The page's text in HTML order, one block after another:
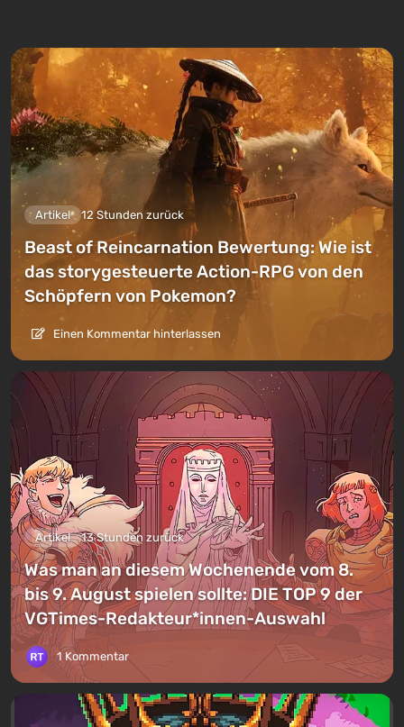
Artikel 12 Stunden zurück
Beast of Reincarnation Bewertung: Wie ist
das storygesteuerte Action-RPG von den
Schöpfern von Pokemon?
Einen Kommentar hinterlassen
Artikel 13 Stunden zurück
Was man an diesem Wochenende vom 8.
bis 9. August spielen sollte: DIE TOP 9 der
VGTimes-Redakteur*innen-Auswahl
1 Kommentar